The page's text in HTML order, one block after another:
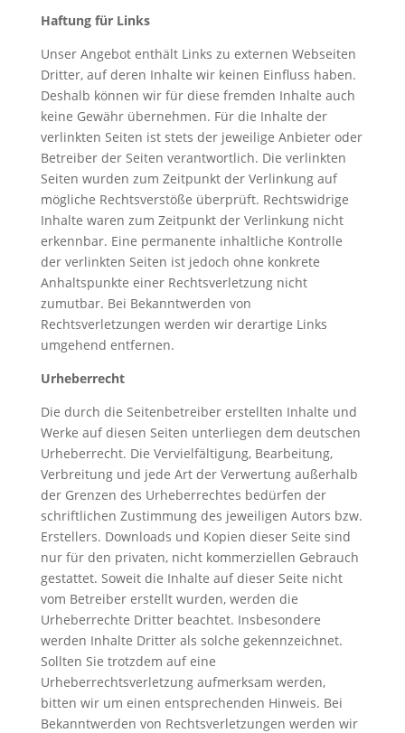
Haftung für Links
Unser Angebot enthält Links zu externen Webseiten
Dritter, auf deren Inhalte wir keinen Einfluss haben.
Deshalb können wir für diese fremden Inhalte auch
keine Gewähr übernehmen. Für die Inhalte der
verlinkten Seiten ist stets der jeweilige Anbieter oder
Betreiber der Seiten verantwortlich. Die verlinkten
Seiten wurden zum Zeitpunkt der Verlinkung auf
mögliche Rechtsverstöße überprüft. Rechtswidrige
Inhalte waren zum Zeitpunkt der Verlinkung nicht
erkennbar. Eine permanente inhaltliche Kontrolle
der verlinkten Seiten ist jedoch ohne konkrete
Anhaltspunkte einer Rechtsverletzung nicht
zumutbar. Bei Bekanntwerden von
Rechtsverletzungen werden wir derartige Links
umgehend entfernen.
Urheberrecht
Die durch die Seitenbetreiber erstellten Inhalte und
Werke auf diesen Seiten unterliegen dem deutschen
Urheberrecht. Die Vervielfältigung, Bearbeitung,
Verbreitung und jede Art der Verwertung außerhalb
der Grenzen des Urheberrechtes bedürfen der
schriftlichen Zustimmung des jeweiligen Autors bzw.
Erstellers. Downloads und Kopien dieser Seite sind
nur für den privaten, nicht kommerziellen Gebrauch
gestattet. Soweit die Inhalte auf dieser Seite nicht
vom Betreiber erstellt wurden, werden die
Urheberrechte Dritter beachtet. Insbesondere
werden Inhalte Dritter als solche gekennzeichnet.
Sollten Sie trotzdem auf eine
Urheberrechtsverletzung aufmerksam werden,
bitten wir um einen entsprechenden Hinweis. Bei
Bekanntwerden von Rechtsverletzungen werden wir